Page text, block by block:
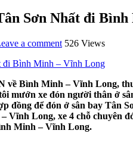
Sơn Nhất đi
a comment 526 Views
đi Bình Minh – Vĩnh Long
về Bình Minh – Vĩnh Long,
mướn xe đón người thân ở
đồng để đón ở sân bay Tân
Vĩnh Long, xe 4 chỗ
Minh – Vĩnh Long.